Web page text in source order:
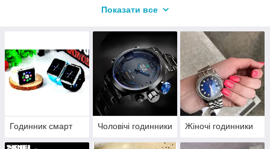
одягом, привертають увагу жінок і розташовують до себе
подивитися на смартфоні, годинник не втратили своєї
Оригінальні і дешеві чоловічі годинники
- це реальність!
В каталозі інтернет-магазину «Тактик» представлені
механічні годинники тільки від перевірених виробників – це
Представлені моделі відрізняються гарним дизайном, тому
здатні підкреслити гарний смак власника.
Показати все
Годинник смарт Чоловічі годинники Жіночі годинники